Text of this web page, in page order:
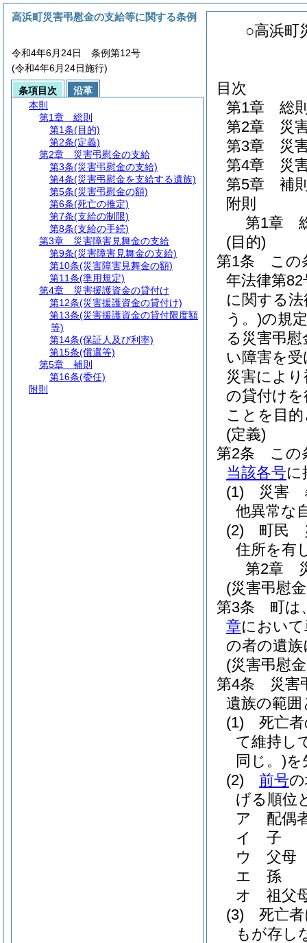
○高浜町
目次
第1章
総
第2章
災
第3章
災
第4章
災
第5章
補
附則
第1章
(目的)
第1条
この
年法律第
に関する
う。)の規
る災害弔
い障害を
災害によ
の貸付け
ことを目
(定義)
第2条
この
当該各号に
(1)
災害
他異常な
(2)
町民
住所を有
第2章
(災害弔慰
第3条
町は
章におい
の者の遺
(災害弔慰
第4条
災害
遺族の範
(1)
死亡
て維持し
同じ。)を
(2)
前号
げる順位
ア
配偶
イ
子
ウ
父母
エ
孫
オ
祖父
(3)
死亡
もが存し
高浜町災害弔慰金の支給等に関する条例
令和4年6月24日 条例第12号
(令和4年6月24日施行)
条項目次
沿革
本則
第1章
総則
第1条(目的)
第2条(定義)
第2章
災害弔慰金の支給
第3条(災害弔慰金の支給)
第4条(災害弔慰金を支給する遺族)
第5条(災害弔慰金の額)
第6条(死亡の推定)
第7条(支給の制限)
第8条(支給の手続)
第3章
災害障害見舞金の支給
第9条(災害障害見舞金の支給)
第10条(災害障害見舞金の額)
第11条(準用規定)
第4章
災害援護資金の貸付け
第12条(災害援護資金の貸付け)
第13条(災害援護資金の貸付限度額
等)
第14条(保証人及び利率)
第15条(償還等)
第5章
補則
第16条(委任)
附則